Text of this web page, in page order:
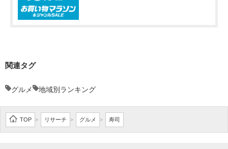
関連タグ
グルメ 地域別ランキング
TOP > リサーチ > グルメ > 寿司